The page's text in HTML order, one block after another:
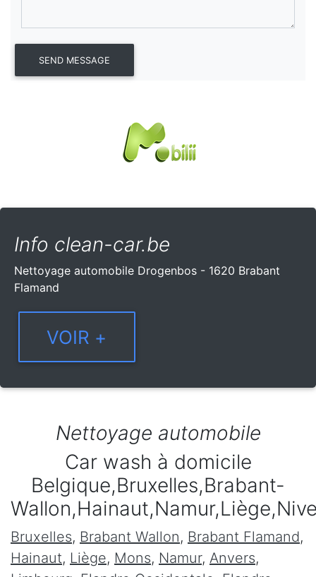
Info clean-car.be
Nettoyage automobile Drogenbos - 1620 Brabant
Flamand
Nettoyage automobile
Car wash à domicile
Belgique,Bruxelles,Brabant-
Bruxelles, Brabant Wallon, Brabant Flamand,
Hainaut, Liège, Mons, Namur, Anvers,